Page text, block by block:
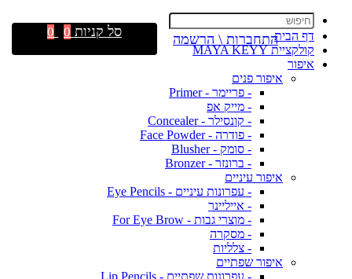
דף הבית
קולקציית MAYA KEYY
איפור
איפור פנים
- פריימר - Primer
- מייק אפ
- קונסילר - Concealer
- פודרה - Face Powder
- סומק - Blusher
- ברונזר - Bronzer
איפור עיניים
- עפרונות עיניים - Eye Pencils
- אייליינר
- מוצרי גבות - For Eye Brow
- מסקרה
- צלליות
איפור שפתיים
- עפרונות שפתיים - Lip Pencils
התחברות \ הרשמה סל קניות 0
0